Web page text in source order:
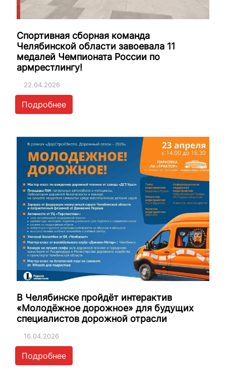
Спортивная сборная команда
Челябинской области завоевала 11
медалей Чемпионата России по
армрестлингу!
22.04.2026
Подробнее
В Челябинске пройдёт интерактив
«Молодёжное дорожное» для будущих
специалистов дорожной отрасли
16.04.2026
Подробнее